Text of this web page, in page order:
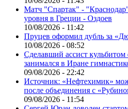
Матч "Спартак" -
уровня в Греции - Оздоев
10/08/2026 - 11:42
Пруцев оформил дубль за
10/08/2026 - 08:52
Сделавший ассист
занимался в Иране
09/08/2026 - 22:42
Источник: «Нефтехимик»
после объединения с
09/08/2026 - 11:54